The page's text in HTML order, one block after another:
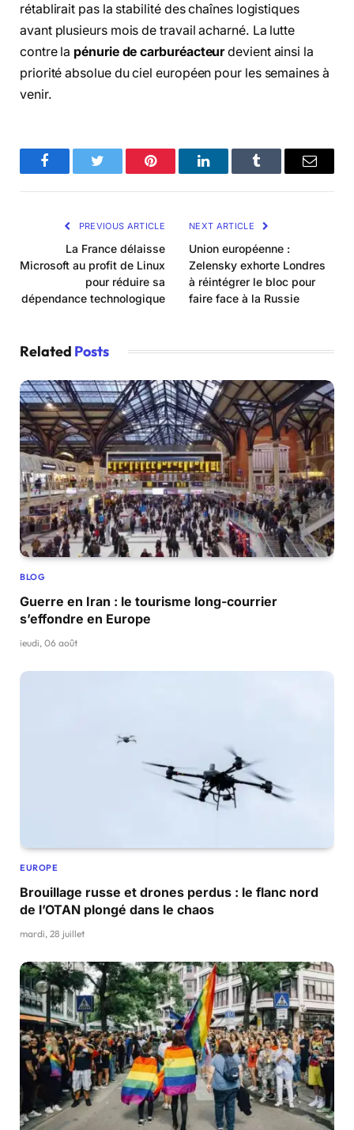
rétablirait pas la stabilité des chaînes logistiques
avant plusieurs mois de travail acharné. La lutte
contre la pénurie de carburéacteurdevient ainsi la
priorité absolue du ciel européen pour les semaines à
venir.
FacebookTwitter Pinterest LinkedInTumblr Email
PREVIOUS ARTICLE
La France délaisse
Microsoft au profit de Linux
pour réduire sa
dépendance technologique
NEXT ARTICLE
Union européenne :
Zelensky exhorte Londres
à réintégrer le bloc pour
faire face à la Russie
Related Posts
BLOG
Guerre en Iran : le tourisme long-courrier
s’effondre en Europe
jeudi, 06 août
EUROPE
Brouillage russe et drones perdus : le flanc nord
de l’OTAN plongé dans le chaos
mardi, 28 juillet